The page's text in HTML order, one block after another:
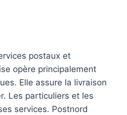
postaux et
opère principalement
Elle assure la livraison
Les particuliers et les
services. Postnord